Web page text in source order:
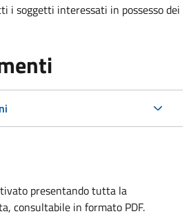
i soggetti interessati in possesso dei
presentando tutta la
consultabile in formato PDF.